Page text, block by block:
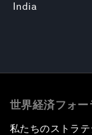
India
世界経済フォ
私たちのストラ